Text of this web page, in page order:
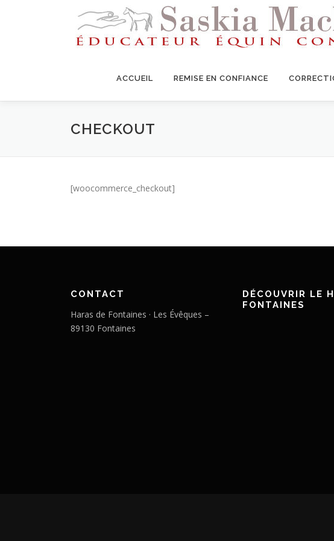
ACCUEIL REMISE EN CONFIANCE
CHECKOUT
[woocommerce_checkout]
CONTACT
Haras de Fontaines · Les Évêques –
89130 Fontaines
DÉCOUVRIR LE
FONTAINES